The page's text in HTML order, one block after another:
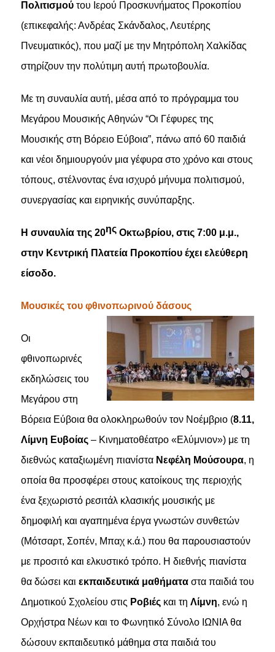
Πολιτισμού του Ιερού Προσκυνήματος Προκοπίου
(επικεφαλής: Ανδρέας Σκάνδαλος, Λευτέρης
Πνευματικός), που μαζί με την Μητρόπολη Χαλκίδας
στηρίζουν την πολύτιμη αυτή πρωτοβουλία.
Με τη συναυλία αυτή, μέσα από το πρόγραμμα του
Μεγάρου Μουσικής Αθηνών “Οι Γέφυρες της
Μουσικής στη Βόρειο Εύβοια”, πάνω από 60 παιδιά
και νέοι δημιουργούν μια γέφυρα στο χρόνο και στους
τόπους, στέλνοντας ένα ισχυρό μήνυμα πολιτισμού,
συνεργασίας και ειρηνικής συνύπαρξης.
Η συναυλία της 20ηςΟκτωβρίου, στις 7:00 μ.μ.,
στην Κεντρική Πλατεία Προκοπίου έχει ελεύθερη
είσοδο.
Μουσικές του φθινοπωρινού δάσους
Οι
φθινοπωρινές
εκδηλώσεις του
Μεγάρου στη
Βόρεια Εύβοια θα ολοκληρωθούν τον Νοέμβριο (8.11,
Λίμνη Ευβοίας– Κινηματοθέατρο «Ελύμνιον») με τη
διεθνώς καταξιωμένη πιανίστα Νεφέλη Μούσουρα, η
οποία θα προσφέρει στους κατοίκους της περιοχής
ένα ξεχωριστό ρεσιτάλ κλασικής μουσικής με
δημοφιλή και αγαπημένα έργα γνωστών συνθετών
(Μότσαρτ, Σοπέν, Μπαχ κ.ά.) που θα παρουσιαστούν
με προσιτό και ελκυστικό τρόπο. Η διεθνής πιανίστα
θα δώσει και εκπαιδευτικά μαθήματαστα παιδιά του
Δημοτικού Σχολείου στις Ροβιέςκαι τη Λίμνη, ενώ η
Ορχήστρα Νέων και το Φωνητικό Σύνολο ΙΩΝΙΑ θα
δώσουν εκπαιδευτικό μάθημα στα παιδιά του